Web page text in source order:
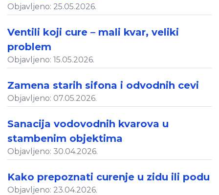
Objavljeno: 25.05.2026.
Ventili koji cure – mali kvar, veliki
problem
Objavljeno: 15.05.2026.
Zamena starih sifona i odvodnih cevi
Objavljeno: 07.05.2026.
Sanacija vodovodnih kvarova u
stambenim objektima
Objavljeno: 30.04.2026.
Kako prepoznati curenje u zidu ili podu
Objavljeno: 23.04.2026.